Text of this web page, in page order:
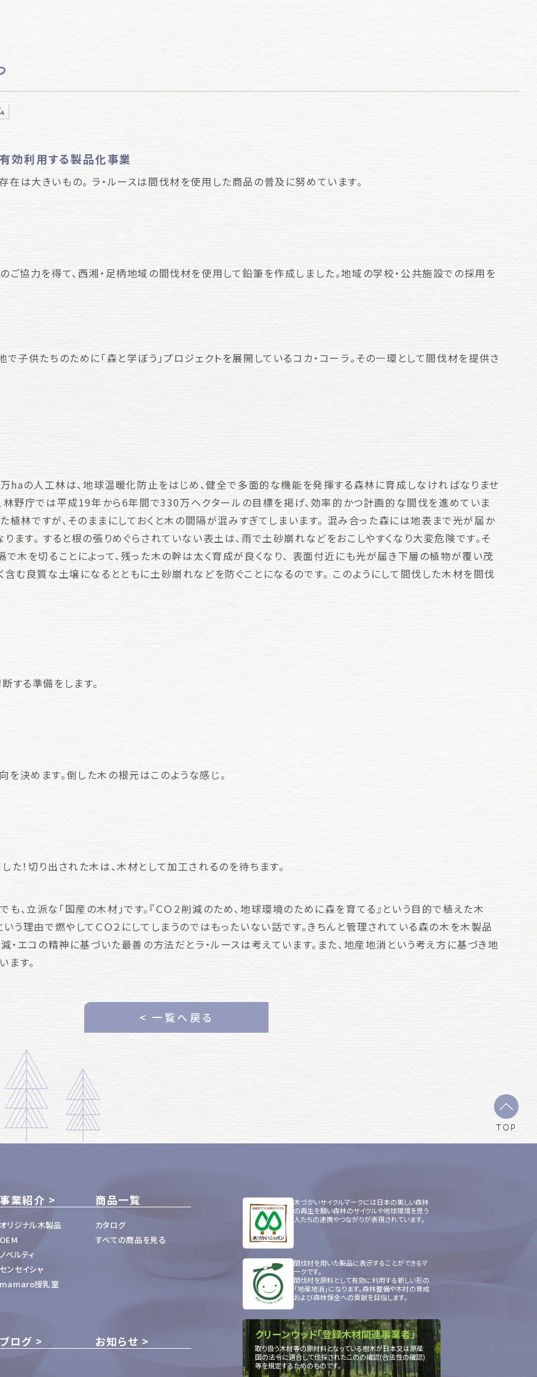
効利用する製品化事業
は大きいもの。 ラ・ルースは間伐材を使用した商品の普及に努めています。
協力を得て、西湘・足柄地域の間伐材を使用して鉛筆を作成しました。地域の学校・公共施設での採用を
子供たちのために「森と学ぼう」プロジェクトを展開しているコカ・コーラ。その一環として間伐材を提供さ
haの人工林は、地球温暖化防止をはじめ、健全で多面的な機能を発揮する森林に育成しなければなりませ
林野庁では平成19年から6年間で330万ヘクタールの目標を掲げ、効率的かつ計画的な間伐を進めていま
植林ですが、そのままにしておくと木の間隔が混みすぎてしまいます。 混み合った森には地表まで光が届か
ます。 すると根の張りめぐらされていない表土は、雨で土砂崩れなどをおこしやすくなり大変危険です。そ
で木を切ることによって、残った木の幹は太く育成が良くなり、 表面付近にも光が届き下層の植物が覆い茂
含む良質な土壌になるとともに土砂崩れなどを防ぐことになるのです。 このようにして間伐した木材を間伐
する準備をします。
決めます。倒した木の根元はこのような感じ。
た！切り出された木は、木材として加工されるのを待ちます。
、立派な「国産の木材」です。『ＣＯ２削減のため、地球環境のために森を育てる』という目的で植えた木
いう理由で燃やしてＣＯ２にしてしまうのではもったいない話です。きちんと管理されている森の木を木製品
減・エコの精神に基づいた最善の方法だとラ・ルースは考えています。また、地産地消という考え方に基づき地
す。
< 一覧へ戻る
TOP
事業紹介
オリジナル木製品
OEM
ノベルティ
センセイシャ
mamaro授乳室
商品一覧
カタログ
すべての商品を見る
ブログ お知らせ
木づかいサイクルマークには日本の美しい森林
の再生を願い森林のサイクルや地球環境を思う
人たちの連携やつながりが表現されています。
間伐材を用いた製品に表示することができるマ
ークです。
間伐材を原料として有効に利用する新しい形の
「地産地消」になります。森林整備や木材の育成
および森林保全への貢献を目指します。
クリーンウッド「登録木材関連事業者」
取り扱う木材等の原材料となっている樹木が日本又は原産
国の法令に適合して伐採されたこのの確認(合法性の確認)
等を規定するためのものです。